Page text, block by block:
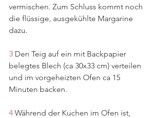
vermischen. Zum Schluss kommt noch
die flüssige, ausgekühlte Margarine
dazu.
3 Den Teig auf ein mit Backpapier
belegtes Blech (ca 30x33 cm) verteilen
und im vorgeheizten Ofen ca 15
Minuten backen.
4 Während der Kuchen im Ofen ist,